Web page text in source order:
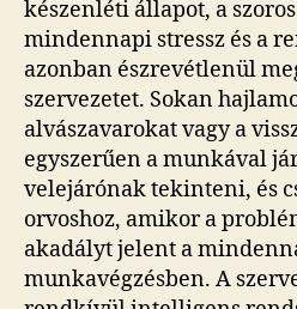
készenléti állapot, a
mindennapi stressz és a
azonban észrevétlenül
szervezetet. Sokan
alvászavarokat vagy a
egyszerűen a munkával
velejárónak tekinteni, és
orvoshoz, amikor a
akadályt jelent a
munkavégzésben. A